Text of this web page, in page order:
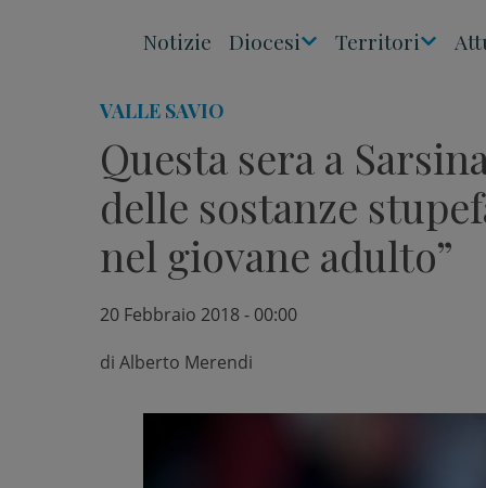
Notizie Diocesi Territori
VALLE SAVIO
Questa sera a
delle sostanze
nel giovane adulto”
20 Febbraio 2018 - 00:00
di Alberto Merendi